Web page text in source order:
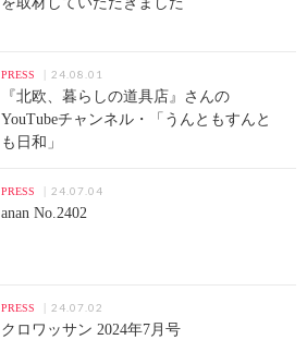
PRESS 24.08.01
『北欧、暮らしの道具店』さんの
YouTubeチャンネル・「うんともすんと
も日和」
PRESS 24.07.04
anan No.2402
PRESS 24.07.02
クロワッサン 2024年7月号